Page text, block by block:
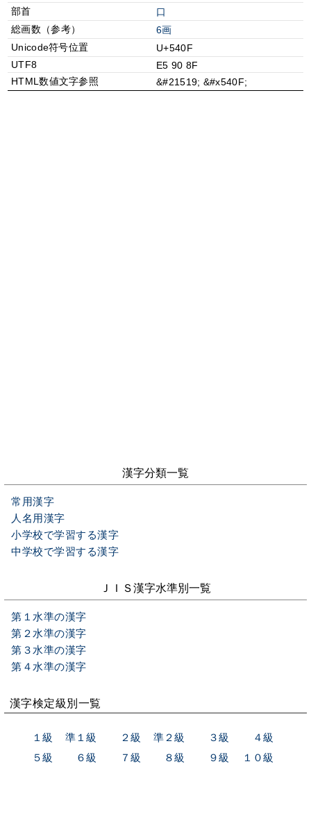
部首
⼝
総画数（参考）
6画
Unicode符号位置
U+540F
UTF8
E5 90 8F
HTML数値文字参照
&#21519; &#x540F;
漢字分類一覧
常用漢字
人名用漢字
小学校で学習する漢字
中学校で学習する漢字
ＪＩＳ漢字水準別一覧
第１水準の漢字
第２水準の漢字
第３水準の漢字
第４水準の漢字
漢字検定級別一覧
１級 準１級 ２級 準２級 ３級
４級
５級
６級 ７級 ８級 ９級 １０級